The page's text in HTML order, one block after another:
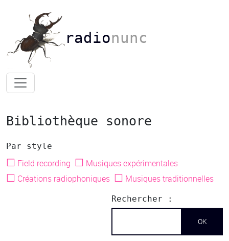
radionunc
Bibliothèque sonore
Par style
☐ Field recording ☐ Musiques expérimentales
☐ Créations radiophoniques ☐ Musiques traditionnelles
Rechercher :